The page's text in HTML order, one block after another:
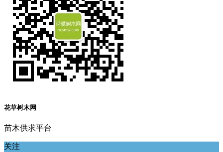
花草树木网
苗木供求平台
关注